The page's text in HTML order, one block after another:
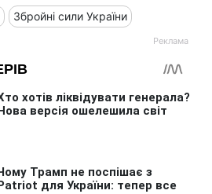
Збройні сили України